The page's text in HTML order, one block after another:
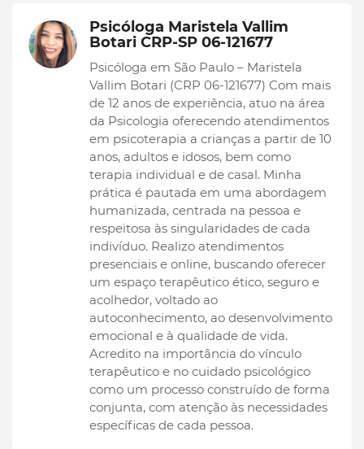
Psicóloga Maristela Vallim
Botari CRP-SP 06-121677
Psicóloga em São Paulo – Maristela
Vallim Botari (CRP 06-121677) Com mais
de 12 anos de experiência, atuo na área
da Psicologia oferecendo atendimentos
em psicoterapia a crianças a partir de 10
anos, adultos e idosos, bem como
terapia individual e de casal. Minha
prática é pautada em uma abordagem
humanizada, centrada na pessoa e
respeitosa às singularidades de cada
indivíduo. Realizo atendimentos
presenciais e online, buscando oferecer
um espaço terapêutico ético, seguro e
acolhedor, voltado ao
autoconhecimento, ao desenvolvimento
emocional e à qualidade de vida.
Acredito na importância do vínculo
terapêutico e no cuidado psicológico
como um processo construído de forma
conjunta, com atenção às necessidades
específicas de cada pessoa.